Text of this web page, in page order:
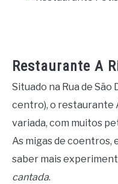
Restaurante A
Situado na Rua de São
centro), o restaurante
variada, com muitos
As migas de coentros,
saber mais
cantada.